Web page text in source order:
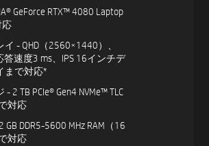
GeForce RTX™ 4080 Laptop
応
- QHD（2560×1440）、
答速度3 ms、IPS 16インチデ
まで対応*
2 TB PCIe® Gen4 NVMe™ TLC
対応
GB DDR5-5600 MHz RAM（16
対応